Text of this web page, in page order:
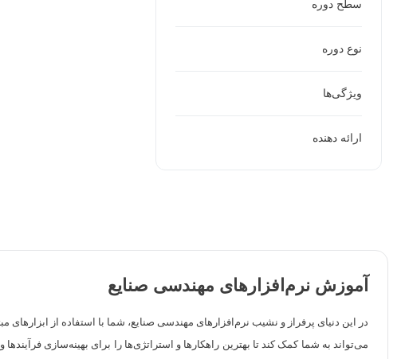
سطح دوره
نوع دوره
ویژگی‌ها
ارائه دهنده
آموزش نرم‌افزارهای مهندسی صنایع
در این دنیای پرفراز و نشیب نرم‌افزارهای مهندسی صنایع، شما با استفاده از
می‌تواند به شما کمک کند تا بهترین راهکارها و استراتژی‌ها را برای بهینه‌سازی